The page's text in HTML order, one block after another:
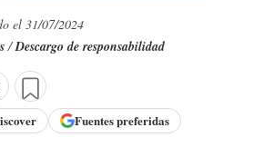
el 31/07/2024
/Descargo de responsabilidad
Fuentes preferidas